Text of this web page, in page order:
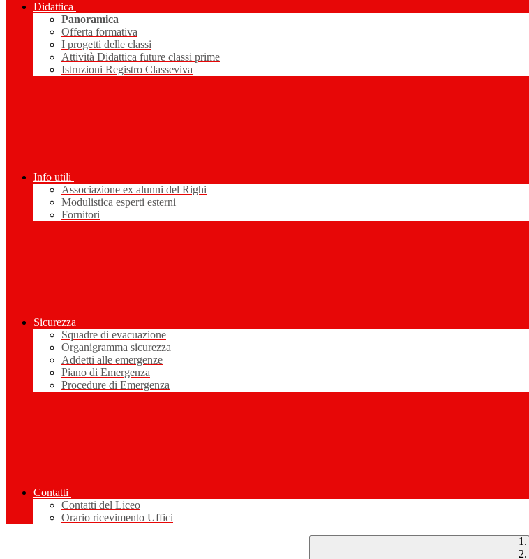
Didattica
Panoramica
Offerta formativa
I progetti delle classi
Attività Didattica future classi prime
Istruzioni Registro Classeviva
Info utili
Associazione ex alunni del Righi
Modulistica esperti esterni
Fornitori
Sicurezza
Squadre di evacuazione
Organigramma sicurezza
Addetti alle emergenze
Piano di Emergenza
Procedure di Emergenza
Contatti
Contatti del Liceo
Orario ricevimento Uffici